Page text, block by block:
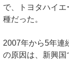
で、トヨタハイ
種だった。
2007年から5年連
の原因は、新興国